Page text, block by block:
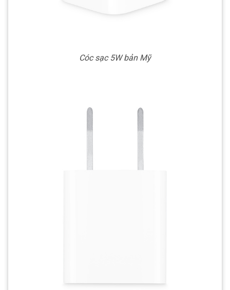
Cóc sạc 5W bản Mỹ